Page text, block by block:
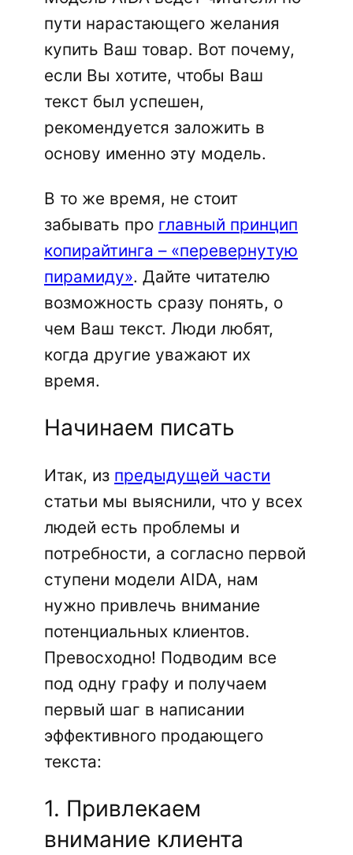
пути нарастающего желания
купить Ваш товар. Вот почему,
если Вы хотите, чтобы Ваш
текст был успешен,
рекомендуется заложить в
основу именно эту модель.
В то же время, не стоит
забывать про главный принцип
копирайтинга – «перевернутую
пирамиду». Дайте читателю
возможность сразу понять, о
чем Ваш текст. Люди любят,
когда другие уважают их
время.
Начинаем писать
Итак, из предыдущей части
статьи мы выяснили, что у всех
людей есть проблемы и
потребности, а согласно первой
ступени модели AIDA, нам
нужно привлечь внимание
потенциальных клиентов.
Превосходно! Подводим все
под одну графу и получаем
первый шаг в написании
эффективного продающего
текста:
1. Привлекаем
внимание клиента